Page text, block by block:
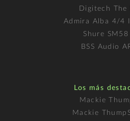
Digitech The
Admira Alba 4/4
Shure SM58
BSS Audio
Los más
Mackie
Mackie